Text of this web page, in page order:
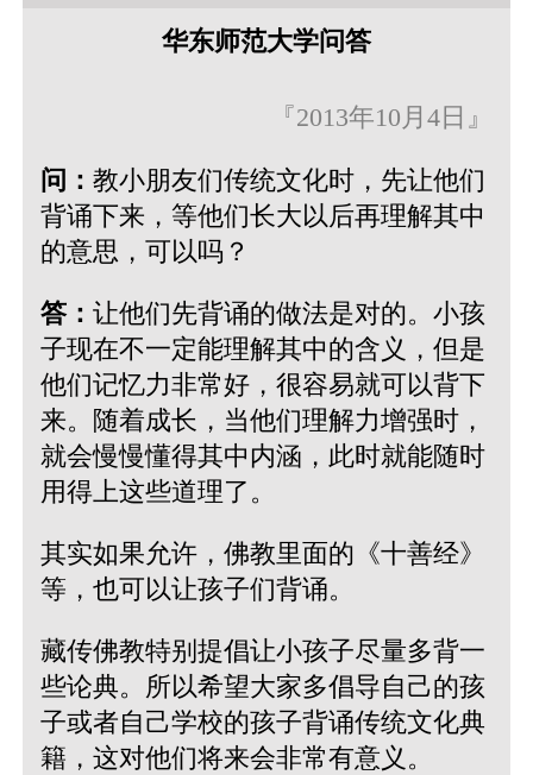
华东师范大学问答
『2013年10月4日』
问： 教小朋友们传统文化时，先让他们
背诵下来，等他们长大以后再理解其中
的意思，可以吗？
答： 让他们先背诵的做法是对的。小孩
子现在不一定能理解其中的含义，但是
他们记忆力非常好，很容易就可以背下
来。随着成长，当他们理解力增强时，
就会慢慢懂得其中内涵，此时就能随时
用得上这些道理了。
其实如果允许，佛教里面的《十善经》
等，也可以让孩子们背诵。
藏传佛教特别提倡让小孩子尽量多背一
些论典。所以希望大家多倡导自己的孩
子或者自己学校的孩子背诵传统文化典
籍，这对他们将来会非常有意义。